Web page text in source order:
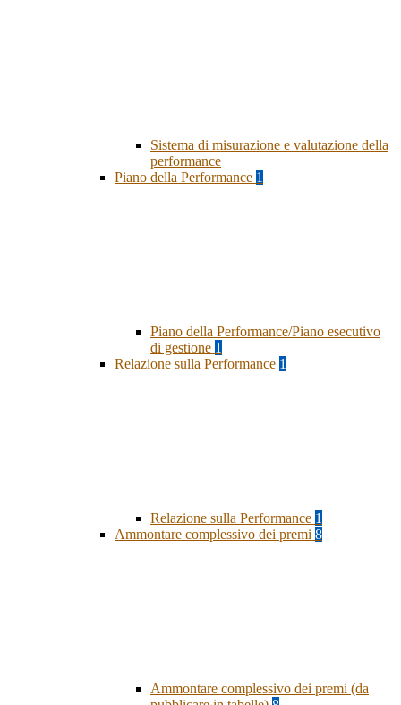
Sistema di misurazione e valutazione della
performance
Piano della Performance 1
Piano della Performance/Piano esecutivo
di gestione 1
Relazione sulla Performance 1
Relazione sulla Performance 1
Ammontare complessivo dei premi 8
Ammontare complessivo dei premi (da